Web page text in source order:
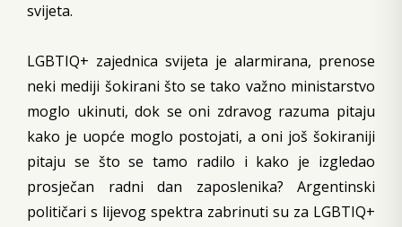
svijeta.
LGBTIQ+ zajednica svijeta je alarmirana, prenose
neki mediji šokirani što se tako važno ministarstvo
moglo ukinuti, dok se oni zdravog razuma pitaju
kako je uopće moglo postojati, a oni još šokiraniji
pitaju se što se tamo radilo i kako je izgledao
prosječan radni dan zaposlenika? Argentinski
političari s lijevog spektra zabrinuti su za LGBTIQ+